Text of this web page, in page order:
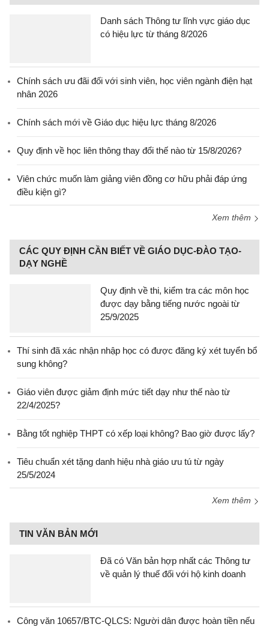
Danh sách Thông tư lĩnh vực giáo dục
có hiệu lực từ tháng 8/2026
Chính sách ưu đãi đối với sinh viên, học viên ngành điện hạt
nhân 2026
Chính sách mới về Giáo dục hiệu lực tháng 8/2026
Quy định về học liên thông thay đổi thế nào từ 15/8/2026?
Viên chức muốn làm giảng viên đồng cơ hữu phải đáp ứng
điều kiện gì?
Xem thêm
CÁC QUY ĐỊNH CẦN BIẾT VỀ GIÁO DỤC-ĐÀO TẠO-
DẠY NGHỀ
Quy định về thi, kiểm tra các môn học
được dạy bằng tiếng nước ngoài từ
25/9/2025
Thí sinh đã xác nhận nhập học có được đăng ký xét tuyển bổ
sung không?
Giáo viên được giảm định mức tiết dạy như thế nào từ
22/4/2025?
Bằng tốt nghiệp THPT có xếp loại không? Bao giờ được lấy?
Tiêu chuẩn xét tặng danh hiệu nhà giáo ưu tú từ ngày
25/5/2024
Xem thêm
TIN VĂN BẢN MỚI
Đã có Văn bản hợp nhất các Thông tư
về quản lý thuế đối với hộ kinh doanh
Công văn 10657/BTC-QLCS: Người dân được hoàn tiền nếu